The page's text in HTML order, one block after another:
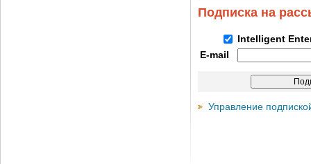
Подписка на
Intelligent
E-mail
Управление